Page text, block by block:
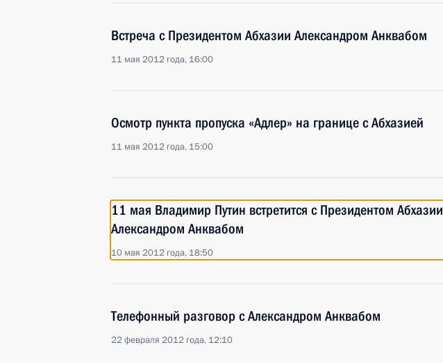
Встреча с Президентом Абхазии Александром Анквабом
11 мая 2012 года, 16:00
Осмотр пункта пропуска «Адлер» на границе с Абхазией
11 мая 2012 года, 15:00
11 мая Владимир Путин встретится с Президентом Абхазии
Александром Анквабом
10 мая 2012 года, 18:50
Телефонный разговор с Александром Анквабом
22 февраля 2012 года, 12:10